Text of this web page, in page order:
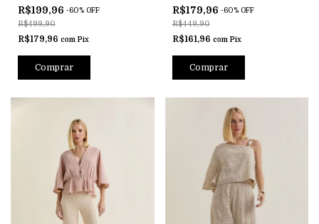
R$199,96 -60% OFF
R$499,90
R$179,96 com Pix
Comprar
R$179,96 -60% OFF
R$449,90
R$161,96 com Pix
Comprar